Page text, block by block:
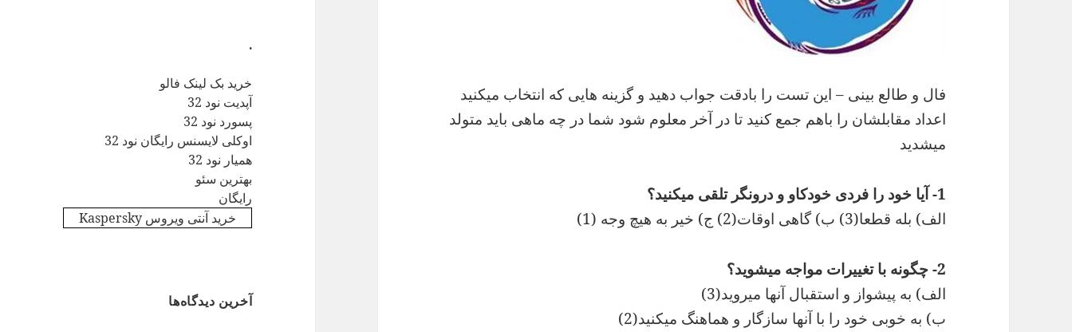
.
خرید بک لینک فالو
آپدیت نود 32
پسورد نود 32
اوکلی لایسنس رایگان نود 32
همیار نود 32
بهترین سئو
رایگان
خرید آنتی ویروس Kaspersky
آخرین دیدگاه‌ها
فال و طالع بینی – این تست را بادقت جواب دهید و گزینه هایی که انتخاب میکنید
اعداد مقابلشان را باهم جمع کنید تا در آخر معلوم شود شما در چه ماهی باید متولد
میشدید
1- آیا خود را فردی خودکاو و درونگر تلقی میکنید؟
الف) بله قطعا(3) ب) گاهی اوقات(2) ج) خیر به هیچ وجه (1)
2- چگونه با تغییرات مواجه میشوید؟
الف) به پیشواز و استقبال آنها میروید(3)
ب) به خوبی خود را با آنها سازگار و هماهنگ میکنید(2)